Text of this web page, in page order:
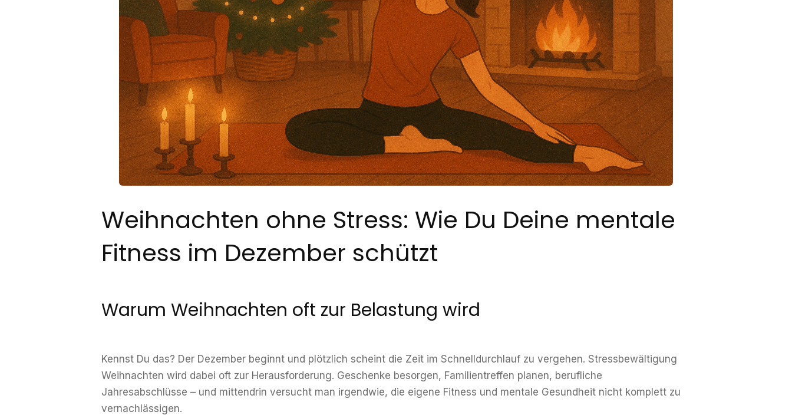
Weihnachten ohne Stress: Wie Du Deine mentale
Fitness im Dezember schützt
Warum Weihnachten oft zur Belastung wird
Kennst Du das? Der Dezember beginnt und plötzlich scheint die Zeit im Schnelldurchlauf zu vergehen. Stressbewältigung
Weihnachten wird dabei oft zur Herausforderung. Geschenke besorgen, Familientreffen planen, berufliche
Jahresabschlüsse – und mittendrin versucht man irgendwie, die eigene Fitness und mentale Gesundheit nicht komplett zu
vernachlässigen.